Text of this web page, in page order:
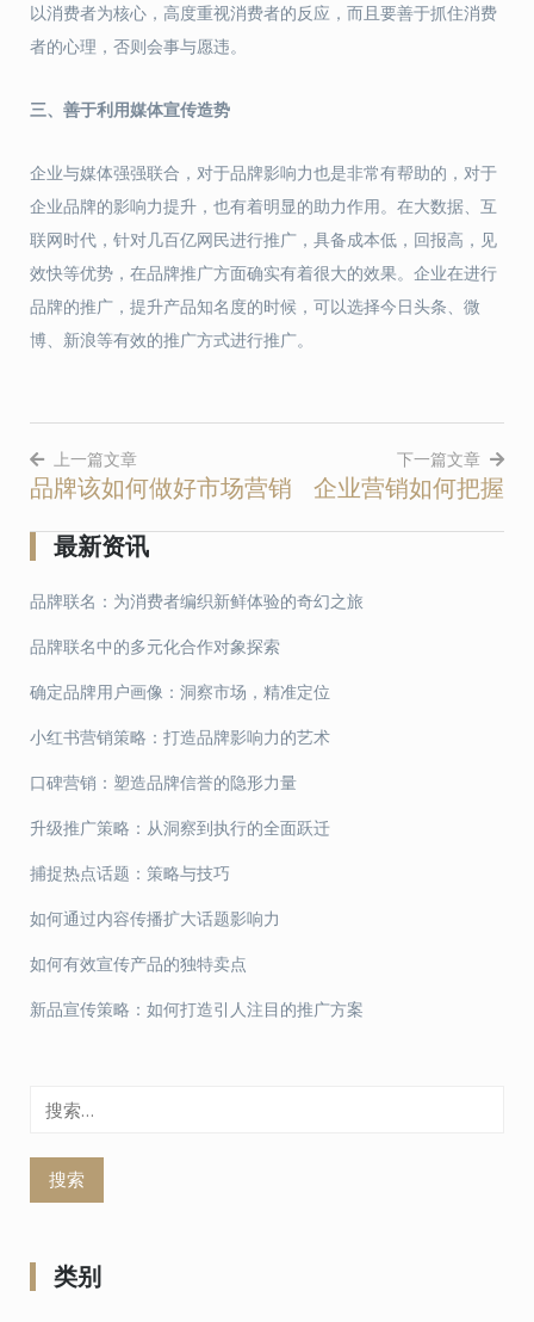
以消费者为核心，高度重视消费者的反应，而且要善于抓住消费
者的心理，否则会事与愿违。
三、善于利用媒体宣传造势
企业与媒体强强联合，对于品牌影响力也是非常有帮助的，对于
企业品牌的影响力提升，也有着明显的助力作用。在大数据、互
联网时代，针对几百亿网民进行推广，具备成本低，回报高，见
效快等优势，在品牌推广方面确实有着很大的效果。企业在进行
品牌的推广，提升产品知名度的时候，可以选择今日头条、微
博、新浪等有效的推广方式进行推广。
文
章
导
航
上一篇文章
品牌该如何做好市场营销
下一篇文章
企业营销如何把握
最新资讯
品牌联名：为消费者编织新鲜体验的奇幻之旅
品牌联名中的多元化合作对象探索
确定品牌用户画像：洞察市场，精准定位
小红书营销策略：打造品牌影响力的艺术
口碑营销：塑造品牌信誉的隐形力量
升级推广策略：从洞察到执行的全面跃迁
捕捉热点话题：策略与技巧
如何通过内容传播扩大话题影响力
如何有效宣传产品的独特卖点
新品宣传策略：如何打造引人注目的推广方案
类别